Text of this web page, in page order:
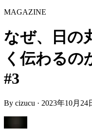
MAGAZINE
なぜ、日の
く伝わるの
#3
By cizucu · 2023年10月24